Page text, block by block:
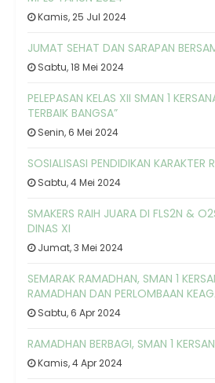
Kamis, 25 Jul 2024
JUMAT SEHAT DAN SARAPAN
Sabtu, 18 Mei 2024
PELEPASAN KELAS XII SMAN 1
TERBAIK BANGSA”
Senin, 6 Mei 2024
SOSIALISASI PENDIDIKAN KARAKTER
Sabtu, 4 Mei 2024
SMAKERS RAIH JUARA DI FLS2N &
DINAS XI
Jumat, 3 Mei 2024
SEMARAK RAMADHAN, SMAN 1
RAMADHAN DAN PERLOMBAAN
Sabtu, 6 Apr 2024
RAMADHAN BERBAGI, SMAN 1
Kamis, 4 Apr 2024